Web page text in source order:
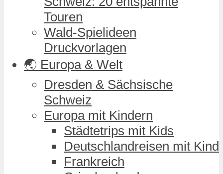
Touren
Wald-Spielideen
Druckvorlagen
🌏 Europa & Welt
Dresden & Sächsische
Schweiz
Europa mit Kindern
Städtetrips mit Kids
Deutschlandreisen mit Kind
Frankreich